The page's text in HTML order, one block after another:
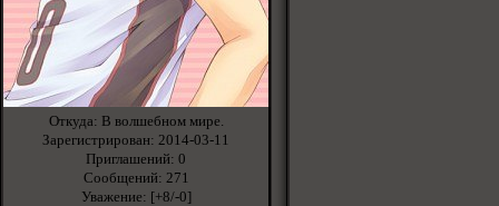
Откуда: В волшебном мире.
Зарегистрирован: 2014-03-11
Приглашений: 0
Сообщений: 271
Уважение: [+8/-0]